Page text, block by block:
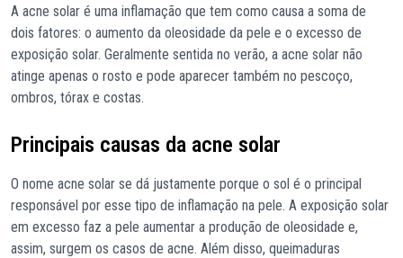
A acne solar é uma inflamação que tem como causa a soma de
dois fatores: o aumento da oleosidade da pele e o excesso de
exposição solar. Geralmente sentida no verão, a acne solar não
atinge apenas o rosto e pode aparecer também no pescoço,
ombros, tórax e costas.
Principais causas da acne solar
O nome acne solar se dá justamente porque o sol é o principal
responsável por esse tipo de inflamação na pele. A exposição solar
em excesso faz a pele aumentar a produção de oleosidade e,
assim, surgem os casos de acne. Além disso, queimaduras